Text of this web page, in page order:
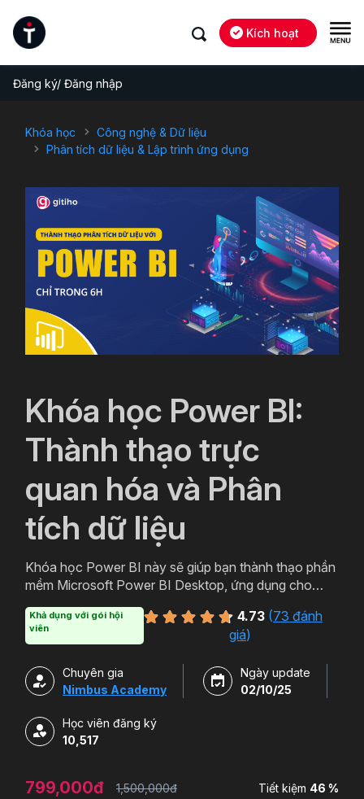
Kích hoạt
Đăng ký/ Đăng nhập
Khóa học
Công nghệ & Dữ liệu
Phân tích dữ liệu & Lập trình ứng dụng
Khóa học Power BI:
Thành thạo trực
quan hóa và Phân
tích dữ liệu
Khóa học Power BI này sẽ giúp bạn thành thạo phần
mềm Microsoft Power BI Desktop, ứng dụng cho
và phân tích dữ liệu kinh doanh, tăng trưởng Doanh
nghiệp.
Khả dụng với gói hội
viên
4.73(73 đánh
giá)
Chuyên gia
Nimbus Academy
Ngày update
02/10/25
Học viên đăng ký
10,517
799,000đ 1,500,000đ Tiết kiệm 46 %